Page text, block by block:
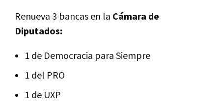
Renueva 3 bancas en la Cámara de
Diputados:
1 de Democracia para Siempre
1 del PRO
1 de UXP